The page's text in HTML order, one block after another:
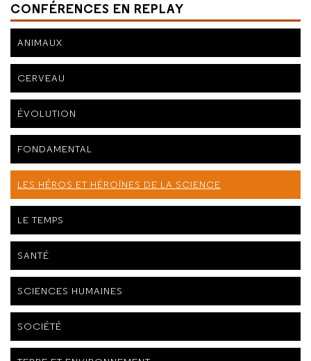
CONFÉRENCES EN REPLAY
ANIMAUX
CERVEAU
ÉVOLUTION
FONDAMENTAL
LES HÉROS ET HÉROÏNES DE LA SCIENCE
LE TEMPS
SANTÉ
SCIENCES HUMAINES
SOCIÉTÉ